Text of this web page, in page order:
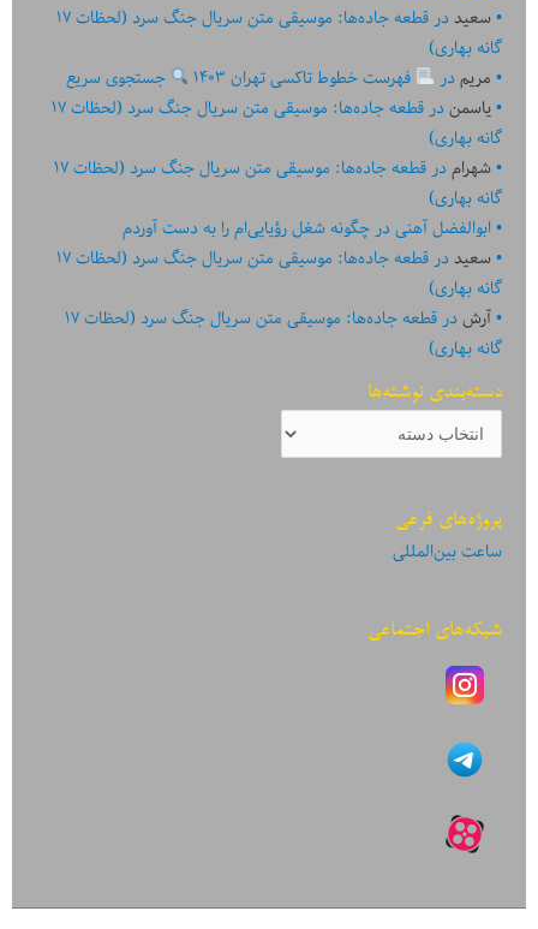
سعیددر
قطعه جاده‌ها: موسیقی متن سریال جنگ سرد (لحظات ۱۷
گانه بهاری)
مریمدر فهرست خطوط تاکسی تهران ۱۴۰۳
جستجوی سریع
یاسمندر
قطعه جاده‌ها: موسیقی متن سریال جنگ سرد (لحظات ۱۷
گانه بهاری)
شهرامدر
قطعه جاده‌ها: موسیقی متن سریال جنگ سرد (لحظات ۱۷
گانه بهاری)
ابوالفضل آهنیدر چگونه شغل رؤیایی‌ام را به دست آوردم
سعیددر
قطعه جاده‌ها: موسیقی متن سریال جنگ سرد (لحظات ۱۷
گانه بهاری)
آرشدر
قطعه جاده‌ها: موسیقی متن سریال جنگ سرد (لحظات ۱۷
گانه بهاری)
دسته‌بندی نوشته‌ها
دسته‌بندی
نوشته‌ها
پروژه‌های فرعی
ساعت بین‌المللی
شبکه‌های اجتماعی